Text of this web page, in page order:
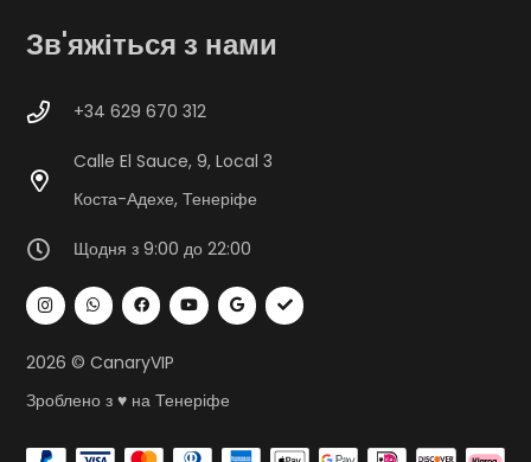
Зв'яжіться з нами
+34 629 670 312
Calle El Sauce, 9, Local 3
Коста-Адехе, Тенеріфе
Щодня з 9:00 до 22:00
2026 © CanaryVIP
Зроблено з ♥ на Тенеріфе